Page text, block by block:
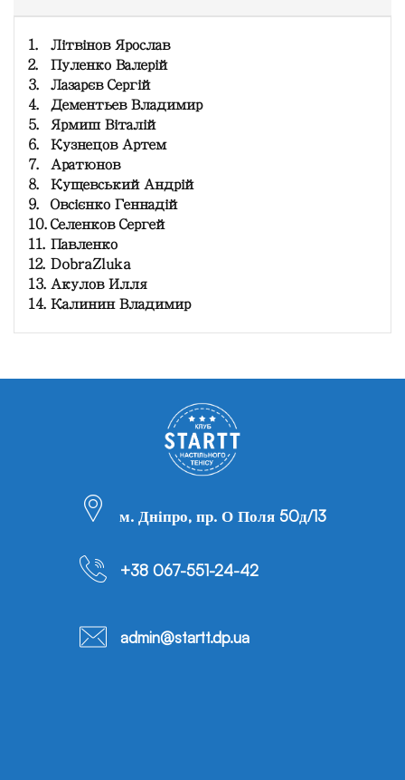
1.
Літвінов Ярослав
2.
Пуленко Валерій
3.
Лазарєв Сергій
4.
Дементьев Владимир
5.
Ярмиш Віталій
6.
Кузнецов Артем
7.
Аратюнов
8.
Кущевський Андрій
9.
Овсієнко Геннадій
10.Селенков Сергей
11. Павленко
12. DobraZluka
13. Акулов Илля
14. Калинин Владимир
м. Дніпро, пр. О Поля 50д/13
+38 067-551-24-42
admin@startt.dp.ua